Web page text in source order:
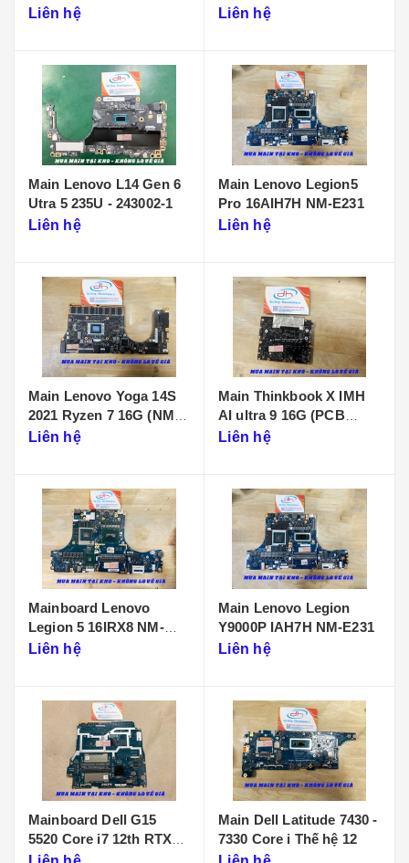
Liên hệ
Liên hệ
Main Lenovo L14 Gen 6
Utra 5 235U - 243002-1
Liên hệ
Main Lenovo Legion5
Pro 16AIH7H NM-E231
Liên hệ
Main Lenovo Yoga 14S
2021 Ryzen 7 16G (NM-
D431)
Liên hệ
Main Thinkbook X IMH
AI ultra 9 16G (PCB
KB340 NMF641)
Liên hệ
Mainboard Lenovo
Legion 5 16IRX8 NM-
F901
Liên hệ
Main Lenovo Legion
Y9000P IAH7H NM-E231
Liên hệ
Mainboard Dell G15
5520 Core i7 12th RTX
3050 LA-655P
Main Dell Latitude 7430 -
7330 Core i Thế hệ 12